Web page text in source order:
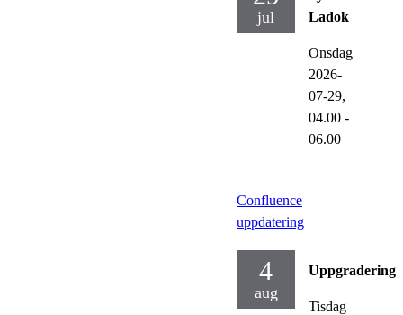
jul
Ladok
Onsdag
2026-
07-29,
04.00 -
06.00
Confluence
uppdatering
4
aug
Tisdag